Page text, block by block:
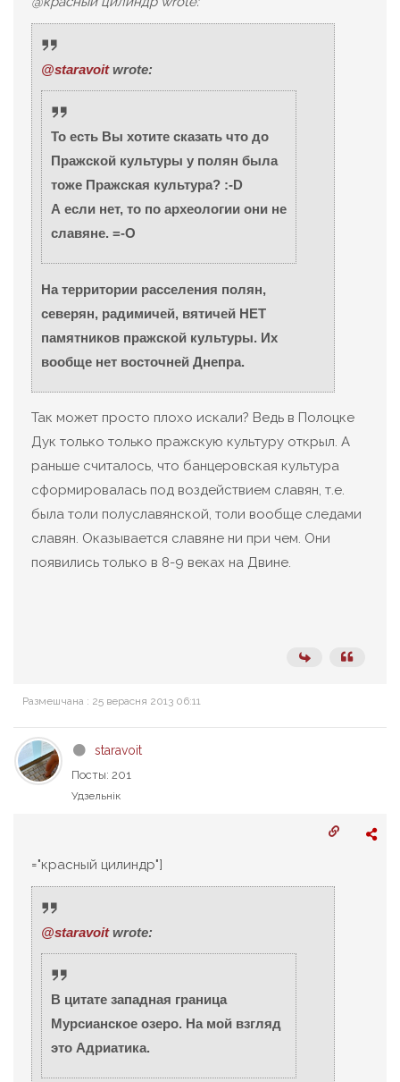
@staravoitwrote:
То есть Вы хотите сказать что до
Пражской культуры у полян была
тоже Пражская культура? :-D
А если нет, то по археологии они не
славяне. =-O
На территории расселения полян,
северян, радимичей, вятичей НЕТ
памятников пражской культуры. Их
вообще нет восточней Днепра.
Так может просто плохо искали? Ведь в Полоцке
Дук только только пражскую культуру открыл. А
раньше считалось, что банцеровская культура
сформировалась под воздействием славян, т.е.
была толи полуславянской, толи вообще следами
славян. Оказывается славяне ни при чем. Они
появились только в 8-9 веках на Двине.
Размешчана : 25 верасня 2013 06:11
staravoit
Посты: 201
Удзельнік
="красный цилиндр"]
@staravoitwrote:
В цитате западная граница
Мурсианское озеро. На мой взгляд
это Адриатика.